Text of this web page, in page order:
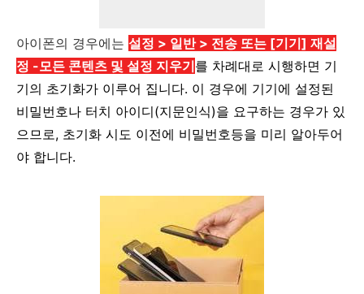
아이폰의 경우에는 설정 > 일반 > 전송 또는 [기기] 재설
정 -모든 콘텐츠 및 설정 지우기를 차례대로 시행하면 기
기의 초기화가 이루어 집니다. 이 경우에 기기에 설정된
비밀번호나 터치 아이디(지문인식)을 요구하는 경우가 있
으므로, 초기화 시도 이전에 비밀번호등을 미리 알아두어
야 합니다.